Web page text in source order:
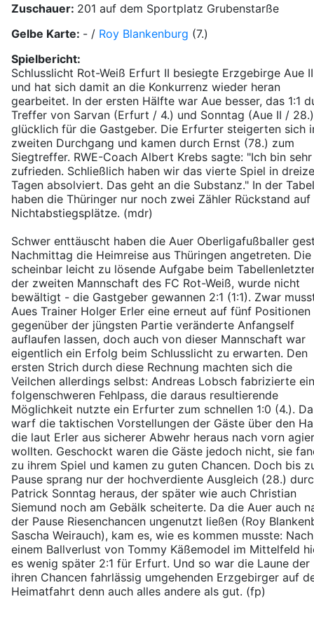
Zuschauer: 201 auf dem Sportplatz Grubenstarße
Gelbe Karte: - / Roy Blankenburg (7.)
Spielbericht:
Schlusslicht Rot-Weiß Erfurt II besiegte Erzgebirge Aue
und hat sich damit an die Konkurrenz wieder heran
gearbeitet. In der ersten Hälfte war Aue besser, das 1:1
Treffer von Sarvan (Erfurt / 4.) und Sonntag (Aue II /
glücklich für die Gastgeber. Die Erfurter steigerten sich
zweiten Durchgang und kamen durch Ernst (78.) zum
Siegtreffer. RWE-Coach Albert Krebs sagte: "Ich bin sehr
zufrieden. Schließlich haben wir das vierte Spiel in
Tagen absolviert. Das geht an die Substanz." In der
haben die Thüringer nur noch zwei Zähler Rückstand auf
Nichtabstiegsplätze. (mdr)
Schwer enttäuscht haben die Auer Oberligafußballer
Nachmittag die Heimreise aus Thüringen angetreten. Die
scheinbar leicht zu lösende Aufgabe beim
der zweiten Mannschaft des FC Rot-Weiß, wurde nicht
bewältigt - die Gastgeber gewannen 2:1 (1:1). Zwar
Aues Trainer Holger Erler eine erneut auf fünf Positionen
gegenüber der jüngsten Partie veränderte Anfangself
auflaufen lassen, doch auch von dieser Mannschaft war
eigentlich ein Erfolg beim Schlusslicht zu erwarten. Den
ersten Strich durch diese Rechnung machten sich die
Veilchen allerdings selbst: Andreas Lobsch fabrizierte
folgenschweren Fehlpass, die daraus resultierende
Möglichkeit nutzte ein Erfurter zum schnellen 1:0 (4.).
warf die taktischen Vorstellungen der Gäste über den
die laut Erler aus sicherer Abwehr heraus nach vorn
wollten. Geschockt waren die Gäste jedoch nicht, sie
zu ihrem Spiel und kamen zu guten Chancen. Doch bis
Pause sprang nur der hochverdiente Ausgleich (28.)
Patrick Sonntag heraus, der später wie auch Christian
Siemund noch am Gebälk scheiterte. Da die Auer auch
der Pause Riesenchancen ungenutzt ließen (Roy
Sascha Weirauch), kam es, wie es kommen musste: Nach
einem Ballverlust von Tommy Käßemodel im Mittelfeld
es wenig später 2:1 für Erfurt. Und so war die Laune der
ihren Chancen fahrlässig umgehenden Erzgebirger auf
Heimatfahrt denn auch alles andere als gut. (fp)